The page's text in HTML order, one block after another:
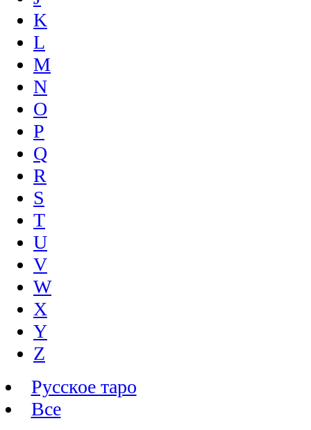
K
L
M
N
O
P
Q
R
S
T
U
V
W
X
Y
Z
Русское таро
Все